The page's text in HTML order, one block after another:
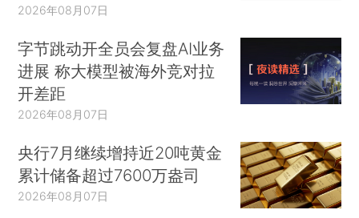
2026年08月07日
字节跳动开全员会复盘AI业务
进展 称大模型被海外竞对拉
开差距
2026年08月07日
央行7月继续增持近20吨黄金
累计储备超过7600万盎司
2026年08月07日